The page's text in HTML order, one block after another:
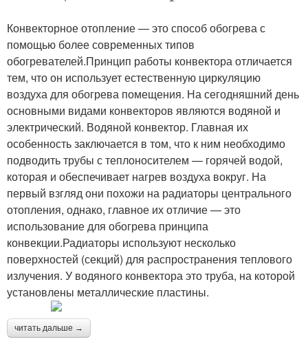
Конвекторное отопление — это способ обогрева с
помощью более современных типов
обогревателей.Принцип работы конвектора отличается
тем, что он использует естественную циркуляцию
воздуха для обогрева помещения. На сегодняшний день
основными видами конвекторов являются водяной и
электрический. Водяной конвектор. Главная их
особенность заключается в том, что к ним необходимо
подводить трубы с теплоносителем — горячей водой,
которая и обеспечивает нагрев воздуха вокруг. На
первый взгляд они похожи на радиаторы центрального
отопления, однако, главное их отличие — это
использование для обогрева принципа
конвекции.Радиаторы используют несколько
поверхностей (секций) для распространения теплового
излучения. У водяного конвектора это труба, на которой
установлены металлические пластины.
читать дальше →